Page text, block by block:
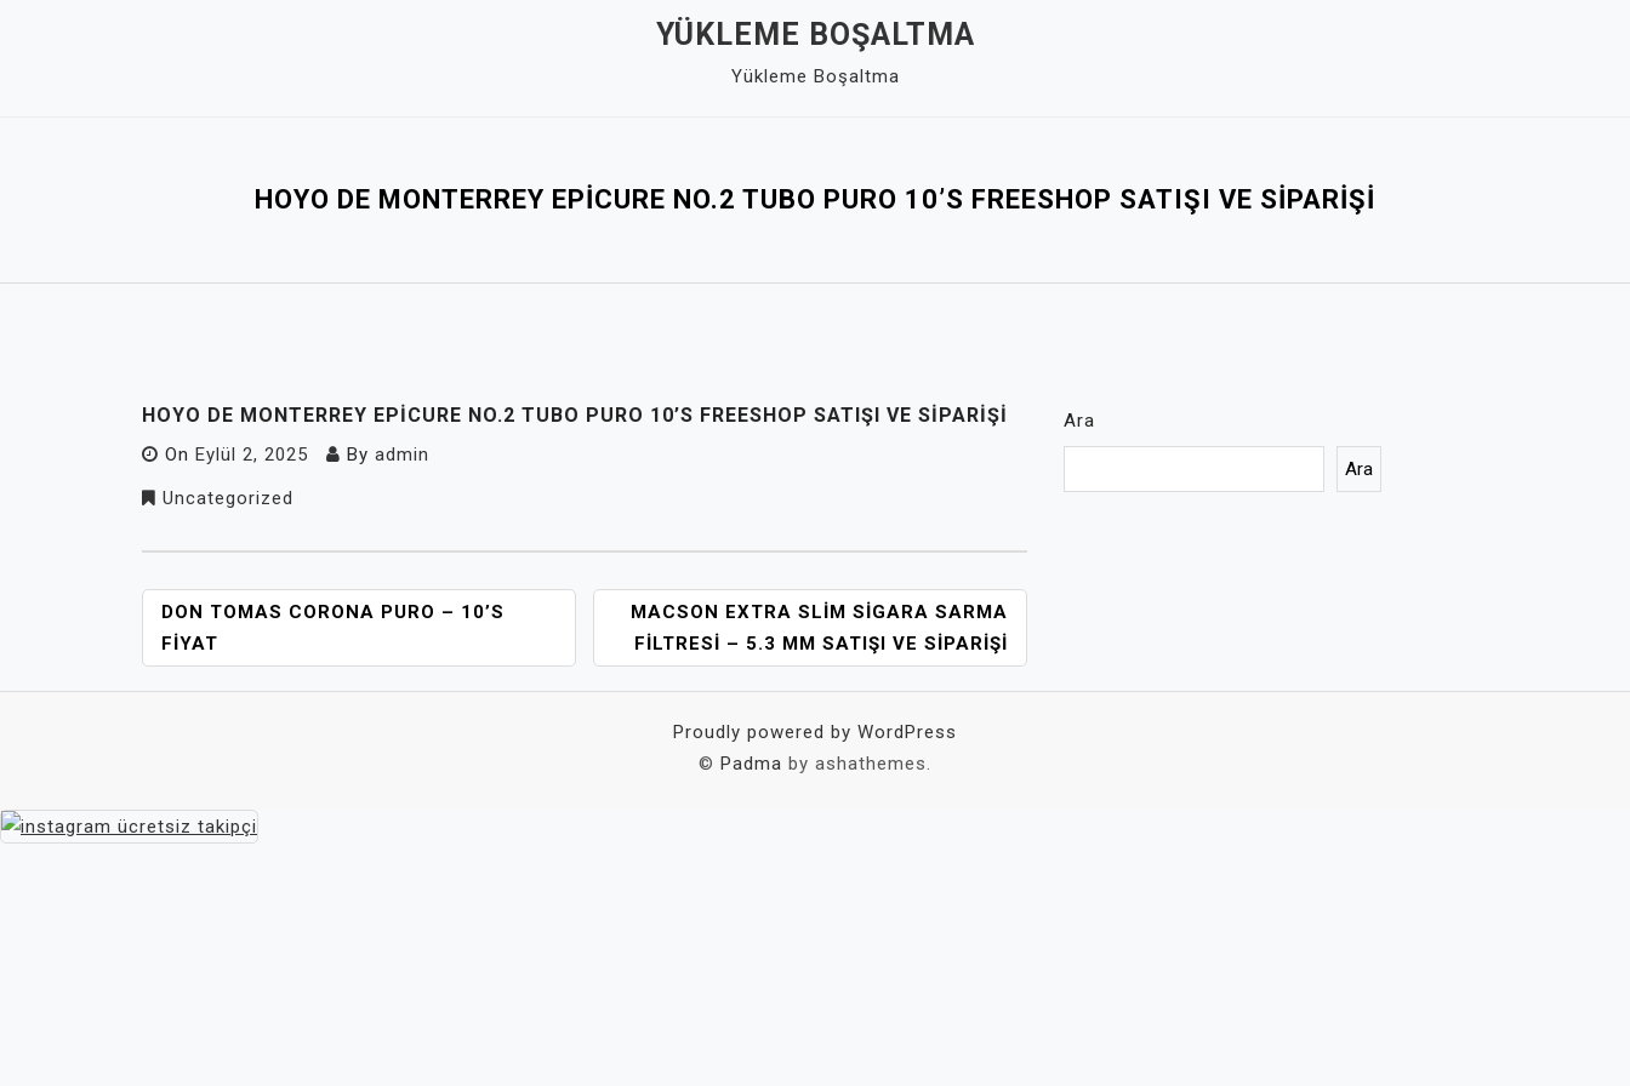
YÜKLEME BOŞALTMA
Yükleme Boşaltma
HOYO DE MONTERREY EPICURE NO.2 TUBO PURO 10’S FREESHOP SATIŞI VE SIPARIŞI
HOYO DE MONTERREY EPICURE NO.2 TUBO PURO 10’S FREESHOP SATIŞI VE SIPARIŞI
On Eylül 2, 2025 By admin
Uncategorized
YAZI
GEZINMESI
DON TOMAS CORONA PURO – 10’S
FIYAT
MACSON EXTRA SLIM SIGARA SARMA
FILTRESI – 5.3 MM SATIŞI VE SIPARIŞI
Ara
Ara
Proudly powered by WordPress
© Padma by ashathemes.